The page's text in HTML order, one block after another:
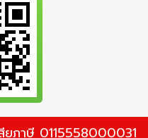
ภาษี 0115558000031